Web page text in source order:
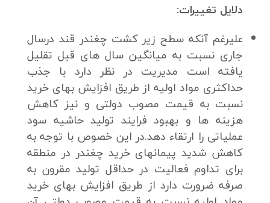
دلایل تغییرات:
علیرغم آنکه سطح زیر کشت چغندر قند درسال
جاری نسبت به میانگین سال های قبل تقلیل
یافته است مدیریت در نظر دارد با جذب
حداکثری مواد اولیه از طریق افزایش بهای خرید
نسبت به قیمت مصوب دولتی و نیز کاهش
هزینه ها و بهبود فرایند تولید حاشیه سود
عملیاتی را ارتقاء دهد.در این خصوص با توجه به
کاهش شدید پیمانهای خرید چغندر در منطقه
برای تداوم فعالیت در حداقل تولید مقرون به
صرفه ضرورت دارد از طریق افزایش بهای خرید